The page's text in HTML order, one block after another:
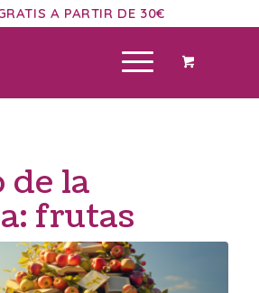
A PARTIR DE 30€
de la
frutas